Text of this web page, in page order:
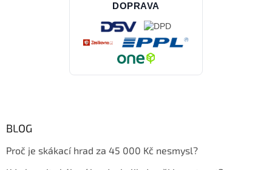
DOPRAVA
BLOG
Proč je skákací hrad za 45 000 Kč nesmysl?